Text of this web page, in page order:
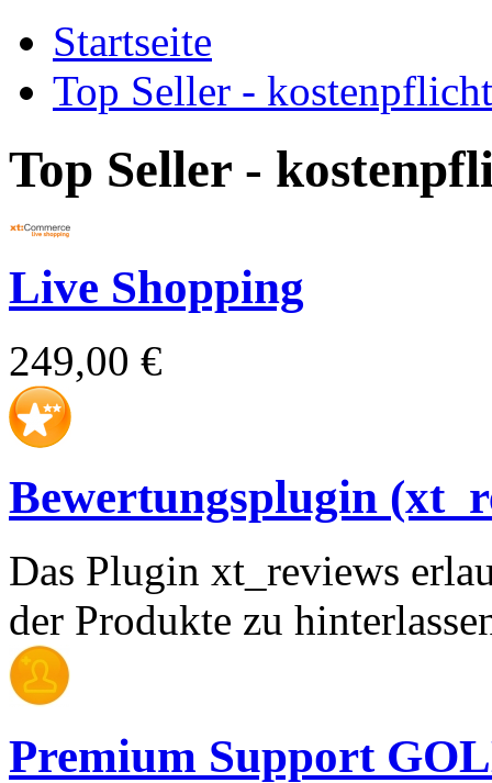
Startseite
Top Seller -
Top Seller -
Live Shopping
249,00 €
Bewertungsplugin
Das Plugin xt_reviews
der Produkte zu
Premium Support